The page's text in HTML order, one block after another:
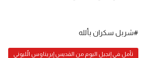
#شربل سكران بألله
تأمل في إنجيل اليوم من القديس إيريناوس الّليوني